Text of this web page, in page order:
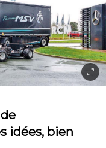
idées, bien